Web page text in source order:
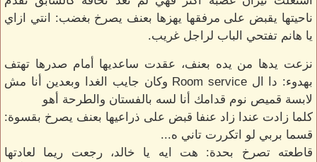
ناحيتها يقبض على مرفقها يهزها بعنف يصرخ بغضب: انتي ازاي
يا هانم تفتحي الباب لراجل غريب.
نزعت يدها من يده بعنف، عقدت ساعديها أمام صدرها تهتف
بهدوء: دا ال Room service وكان جايب الغدا وبعدين أنا مش
لابسة قميص نوم قدامك أنا لسه بالفستان والطرحة أهو
كلما زادت عندا زاد عنفا قبض على ذراعيها بعنف يصرخ بقسوة:
قسما بربي لو اتكررت تاني ه...
قاطعته تصرخ بحدة: هت ايه يا خالد، رجعت ريما لعادتها